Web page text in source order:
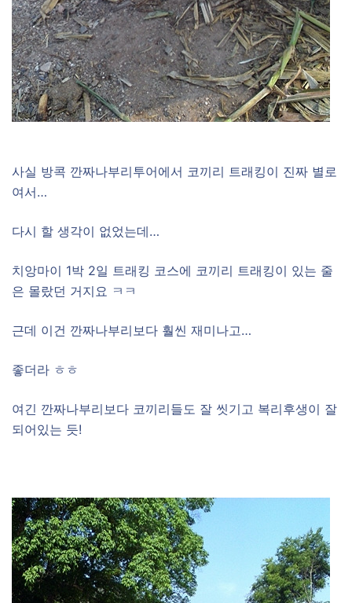
사실 방콕 깐짜나부리투어에서 코끼리 트래킹이 진짜 별로
여서…
다시 할 생각이 없었는데…
치앙마이 1박 2일 트래킹 코스에 코끼리 트래킹이 있는 줄
은 몰랐던 거지요 ㅋㅋ
근데 이건 깐짜나부리보다 훨씬 재미나고…
좋더라 ㅎㅎ
여긴 깐짜나부리보다 코끼리들도 잘 씻기고 복리후생이 잘
되어있는 듯!